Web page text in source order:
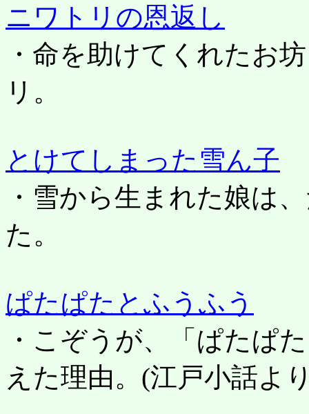
ニワトリの恩返し
・命を助けてくれたお
リ。
とけてしまった雪ん子
・雪から生まれた娘は
た。
ぱたぱたとふうふう
・こぞうが、「ぱたぱ
えた理由。 (江戸小話よ